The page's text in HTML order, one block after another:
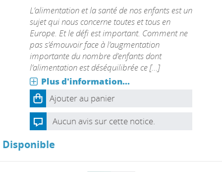
L’alimentation et la santé de nos enfants est un
sujet qui nous concerne toutes et tous en
Europe. Et le défi est important. Comment ne
pas s’émouvoir face à l’augmentation
importante du nombre d’enfants dont
l’alimentation est déséquilibrée ce [...]
Plus d'information...
Ajouter au panier
Aucun avis sur cette notice.
Disponible